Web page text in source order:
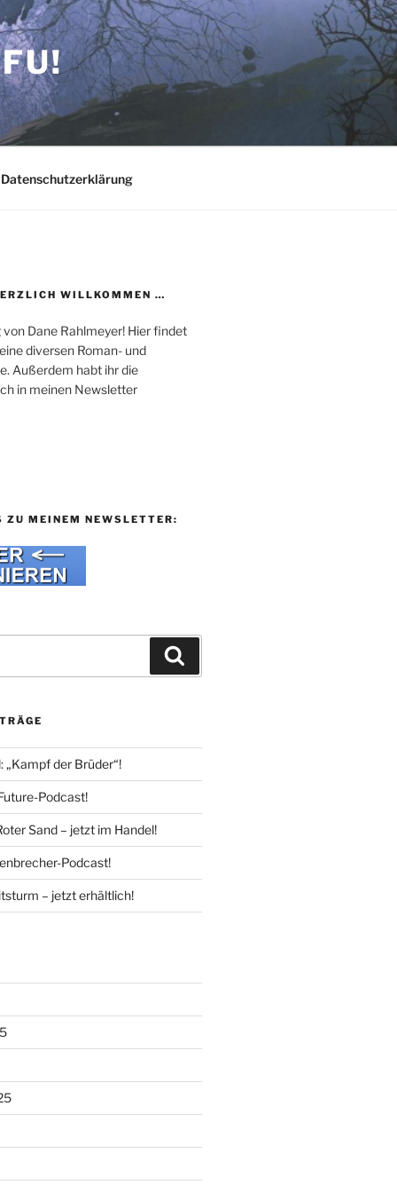
Datenschutzerklärung
WILLKOMMEN …
Dane Rahlmeyer! Hier findet
diversen Roman- und
Außerdem habt ihr die
in meinen Newsletter
ZU MEINEM NEWSLETTER:
„Kampf der Brüder“!
Podcast!
Sand – jetzt im Handel!
Podcast!
– jetzt erhältlich!